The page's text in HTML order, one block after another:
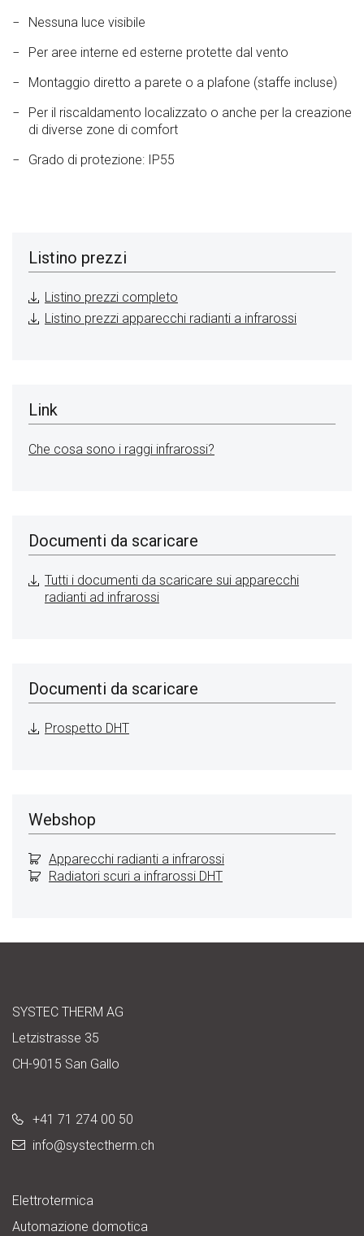
Nessuna luce visibile
Per aree interne ed esterne protette dal vento
Montaggio diretto a parete o a plafone (staffe incluse)
Per il riscaldamento localizzato o anche per la creazione
di diverse zone di comfort
Grado di protezione: IP55
Listino prezzi
Listino prezzi completo
Listino prezzi apparecchi radianti a infrarossi
Link
Che cosa sono i raggi infrarossi?
Documenti da scaricare
Tutti i documenti da scaricare sui apparecchi
radianti ad infrarossi
Documenti da scaricare
Prospetto DHT
Webshop
Apparecchi radianti a infrarossi
Radiatori scuri a infrarossi DHT
SYSTEC THERM AG
Letzistrasse 35
CH-9015 San Gallo
+41 71 274 00 50
info@systectherm.ch
Elettrotermica
Automazione domotica